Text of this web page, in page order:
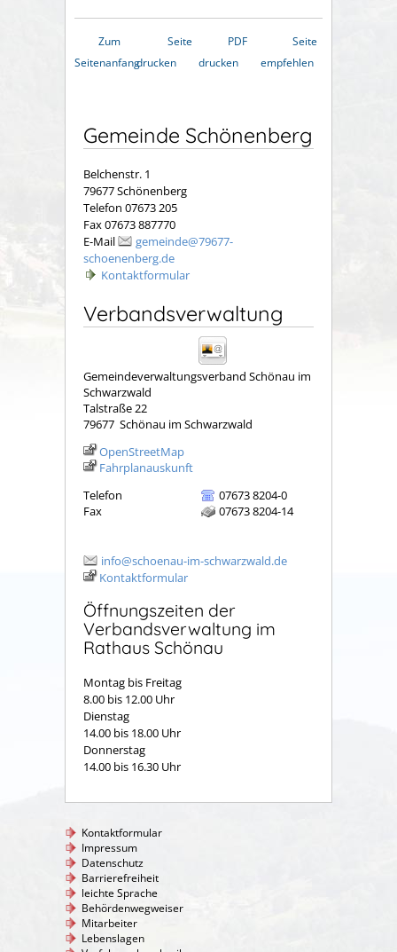
Zum
Seitenanfang
Seite
drucken
PDF
drucken
Seite
empfehlen
Gemeinde Schönenberg
Belchenstr. 1
79677 Schönenberg
Telefon 07673 205
Fax 07673 887770
E-Mail
gemeinde@79677-
schoenenberg.de
Kontaktformular
Verbandsverwaltung
Gemeindeverwaltungsverband Schönau im
Schwarzwald
Talstraße 22
79677 Schönau im Schwarzwald
OpenStreetMap
Fahrplanauskunft
Telefon
07673 8204-0
Fax
07673 8204-14
info@schoenau-im-schwarzwald.de
Kontaktformular
Öffnungszeiten der
Verbandsverwaltung im
Rathaus Schönau
Montag bis Freitag
8.00 bis 12.00 Uhr
Dienstag
14.00 bis 18.00 Uhr
Donnerstag
14.00 bis 16.30 Uhr
Kontaktformular
Impressum
Datenschutz
Barrierefreiheit
leichte Sprache
Behördenwegweiser
Mitarbeiter
Lebenslagen